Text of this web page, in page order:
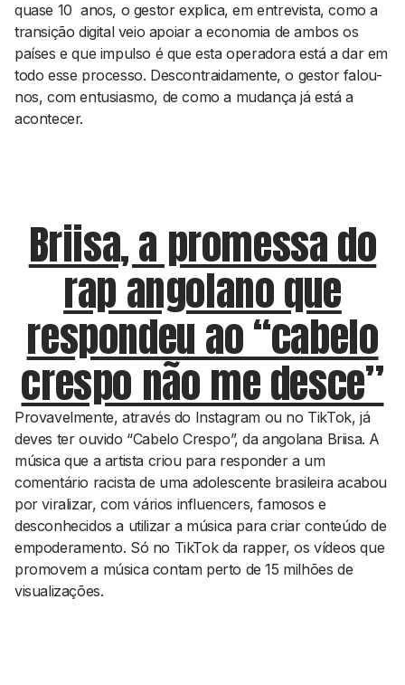
quase 10 anos, o gestor explica, em entrevista, como a
transição digital veio apoiar a economia de ambos os
países e que impulso é que esta operadora está a dar em
todo esse processo. Descontraidamente, o gestor falou-
nos, com entusiasmo, de como a mudança já está a
acontecer.
Briisa, a promessa do
rap angolano que
respondeu ao “cabelo
crespo não me desce”
Provavelmente, através do Instagram ou no TikTok, já
deves ter ouvido “Cabelo Crespo”, da angolana Briisa. A
música que a artista criou para responder a um
comentário racista de uma adolescente brasileira acabou
por viralizar, com vários influencers, famosos e
desconhecidos a utilizar a música para criar conteúdo de
empoderamento. Só no TikTok da rapper, os vídeos que
promovem a música contam perto de 15 milhões de
visualizações.